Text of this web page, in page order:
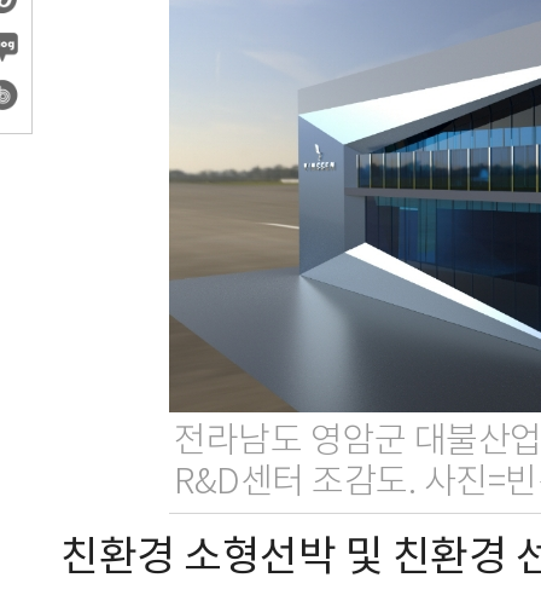
전라남도 영암군 대불산
R&D센터 조감도. 사진=
친환경 소형선박 및 친환경